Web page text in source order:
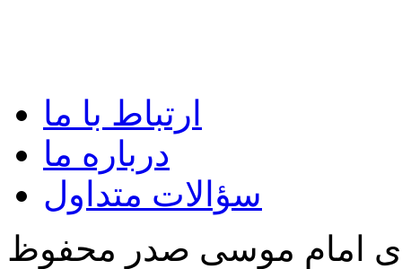
ارتباط با ما
درباره ما
سؤالات متداول
امام موسی صدر محفوظ